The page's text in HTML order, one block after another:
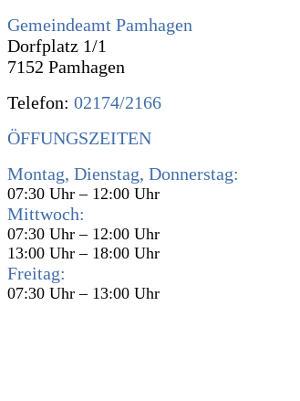
Gemeindeamt Pamhagen
Dorfplatz 1/1
7152 Pamhagen
Telefon: 02174/2166
ÖFFUNGSZEITEN
Montag, Dienstag, Donnerstag:
07:30 Uhr – 12:00 Uhr
Mittwoch:
07:30 Uhr – 12:00 Uhr
13:00 Uhr – 18:00 Uhr
Freitag:
07:30 Uhr – 13:00 Uhr